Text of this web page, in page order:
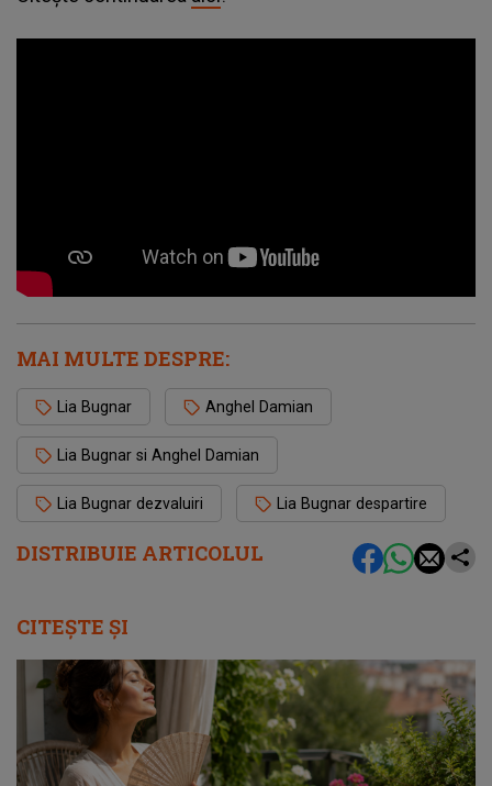
DISTRIBUIE ARTICOLUL
MAI MULTE DESPRE:
Lia Bugnar Anghel Damian
Lia Bugnar si Anghel Damian
Lia Bugnar dezvaluiri Lia Bugnar despartire
CITEȘTE ȘI